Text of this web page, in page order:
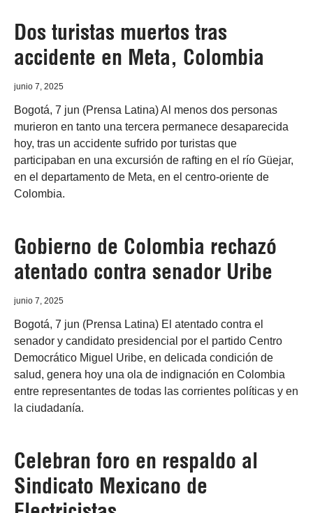
Dos turistas muertos tras
accidente en Meta, Colombia
junio 7, 2025
Bogotá, 7 jun (Prensa Latina) Al menos dos personas
murieron en tanto una tercera permanece desaparecida
hoy, tras un accidente sufrido por turistas que
participaban en una excursión de rafting en el río Güejar,
en el departamento de Meta, en el centro-oriente de
Colombia.
Gobierno de Colombia rechazó
atentado contra senador Uribe
junio 7, 2025
Bogotá, 7 jun (Prensa Latina) El atentado contra el
senador y candidato presidencial por el partido Centro
Democrático Miguel Uribe, en delicada condición de
salud, genera hoy una ola de indignación en Colombia
entre representantes de todas las corrientes políticas y en
la ciudadanía.
Celebran foro en respaldo al
Sindicato Mexicano de